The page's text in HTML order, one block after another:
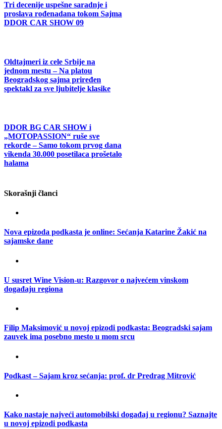
Tri decenije uspešne saradnje i
proslava rođenadana tokom Sajma
DDOR CAR SHOW 09
Oldtajmeri iz cele Srbije na
jednom mestu – Na platou
Beogradskog sajma priređen
spektakl za sve ljubitelje klasike
DDOR BG CAR SHOW i
„MOTOPASSION“ ruše sve
rekorde – Samo tokom prvog dana
vikenda 30.000 posetilaca prošetalo
halama
Skorašnji članci
Nova epizoda podkasta je online: Sećanja Katarine Žakić na
sajamske dane
U susret Wine Vision-u: Razgovor o najvećem vinskom
događaju regiona
Filip Maksimović u novoj epizodi podkasta: Beogradski sajam
zauvek ima posebno mesto u mom srcu
Podkast – Sajam kroz sećanja: prof. dr Predrag Mitrović
Kako nastaje najveći automobilski događaj u regionu? Saznajte
u novoj epizodi podkasta